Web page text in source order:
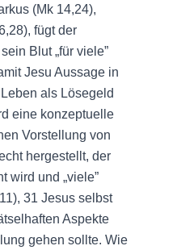
(Mk 14,24),
fügt der
Blut „für viele”
Jesu Aussage in
als Lösegeld
eine konzeptuelle
Vorstellung von
hergestellt, der
wird und „viele”
31 Jesus selbst
Aspekte
gehen sollte. Wie